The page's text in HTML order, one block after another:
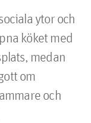
ytor och
köket med
medan
om
och